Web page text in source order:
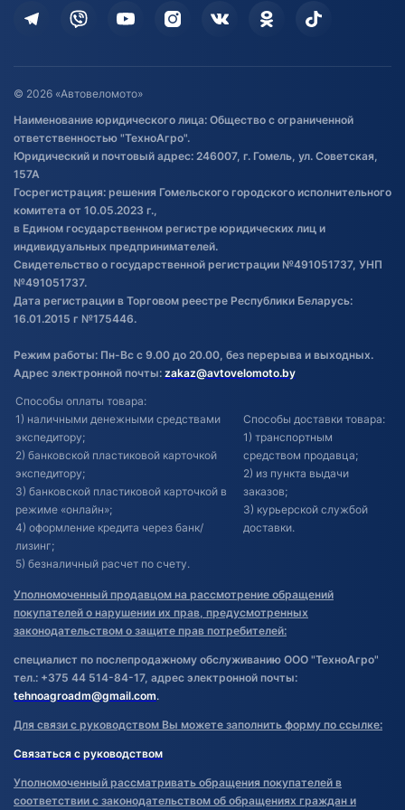
Дополнительные услуги
Оставить отзыв
Договор публичной оферты
Обработка файлов cookie
Постановка транспорта на учет
Обновления в ЭПТС 2024
© 2026 «Автовеломото»
Наименование юридического лица: Общество с ограниченной
ответственностью "ТехноАгро".
Юридический и почтовый адрес: 246007, г. Гомель, ул. Советская,
157А
Госрегистрация: решения Гомельского городского исполнительного
комитета от 10.05.2023 г.,
в Едином государственном регистре юридических лиц и
индивидуальных предпринимателей.
Свидетельство о государственной регистрации №491051737, УНП
№491051737.
Дата регистрации в Торговом реестре Республики Беларусь:
16.01.2015 г №175446.
Режим работы: Пн-Вс с 9.00 до 20.00, без перерыва и выходных.
Адрес электронной почты: zakaz@avtovelomoto.by
Способы оплаты товара:
1) наличными денежными средствами
экспедитору;
2) банковской пластиковой карточкой
экспедитору;
3) банковской пластиковой карточкой в
режиме «онлайн»;
4) оформление кредита через банк/
лизинг;
5) безналичный расчет по счету.
Способы доставки товара:
1) транспортным
средством продавца;
2) из пункта выдачи
заказов;
3) курьерской службой
доставки.
Уполномоченный продавцом на рассмотрение обращений
покупателей о нарушении их прав, предусмотренных
законодательством о защите прав потребителей:
специалист по послепродажному обслуживанию ООО "ТехноАгро"
тел.: +375 44 514-84-17, адрес электронной почты:
tehnoagroadm@gmail.com.
Для связи с руководством Вы можете заполнить форму по ссылке:
Связаться с руководством
Уполномоченный рассматривать обращения покупателей в
соответствии с законодательством об обращениях граждан и